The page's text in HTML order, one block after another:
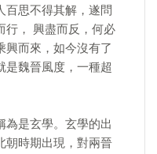
百思不得其解，遂問
行， 興盡而反，何必
興而來，如今沒有了
是魏晉風度，一種超
為是玄學。玄學的出
朝時期出現，對兩晉